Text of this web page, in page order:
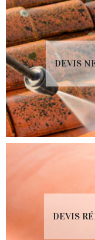
DEVIS
DEVIS